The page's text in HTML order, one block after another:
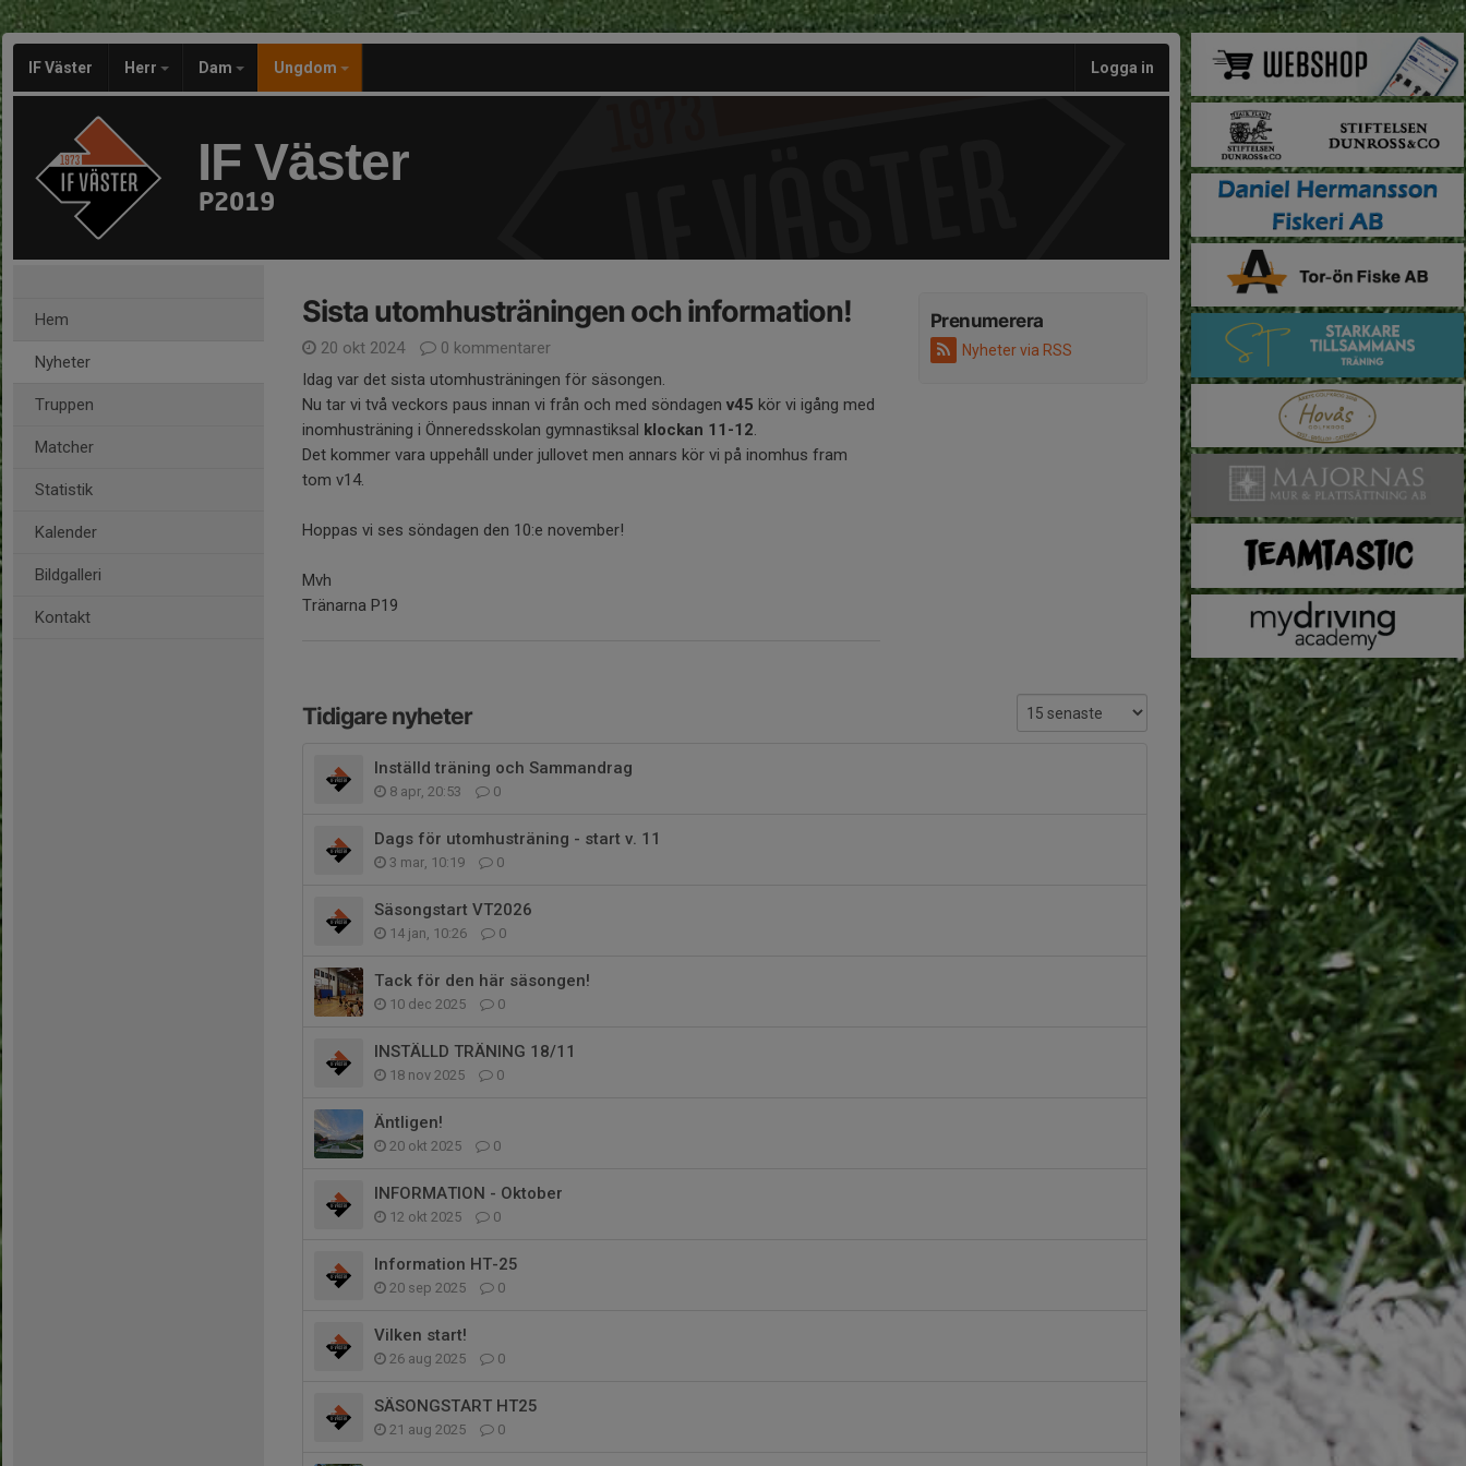
IF Väster Herr Dam Ungdom Logga in
IF Väster
P2019
Hem
Nyheter
Truppen
Matcher
Statistik
Kalender
Bildgalleri
Kontakt
Prenumerera
Nyheter via RSS
Sista utomhusträningen och information!
20 okt 2024
0 kommentarer
Idag var det sista utomhusträningen för säsongen.
Nu tar vi två veckors paus innan vi från och med söndagen v45 kör vi igång med
inomhusträning i Önneredsskolan gymnastiksal klockan 11-12.
Det kommer vara uppehåll under jullovet men annars kör vi på inomhus fram
tom v14.
Hoppas vi ses söndagen den 10:e november!
Mvh
Tränarna P19
Tidigare nyheter
Inställd träning och Sammandrag
8 apr, 20:53 0
Dags för utomhusträning - start v. 11
3 mar, 10:19 0
Säsongstart VT2026
14 jan, 10:26 0
Tack för den här säsongen!
10 dec 2025 0
INSTÄLLD TRÄNING 18/11
18 nov 2025 0
Äntligen!
20 okt 2025 0
INFORMATION - Oktober
12 okt 2025 0
Information HT-25
20 sep 2025 0
Vilken start!
26 aug 2025 0
SÄSONGSTART HT25
21 aug 2025 0